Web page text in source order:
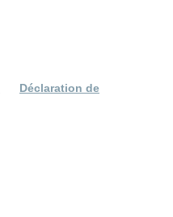
Déclaration de